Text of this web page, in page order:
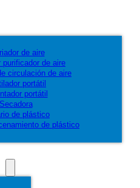
de aire
purificador de aire
circulación de aire
portátil
portátil
Secadora
de plástico
de plástico